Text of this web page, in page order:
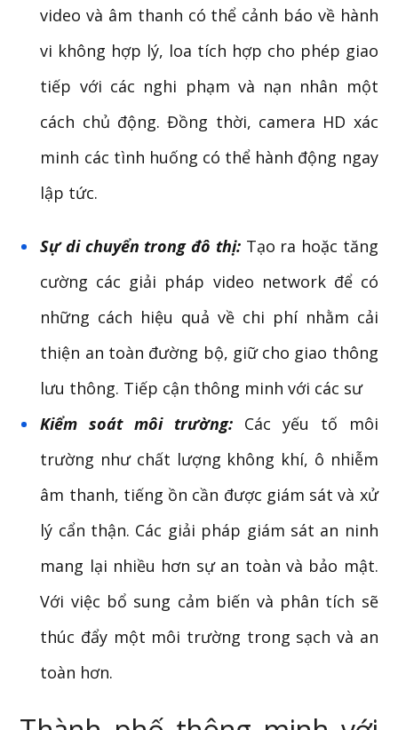
video và âm thanh có thể cảnh báo về hành
vi không hợp lý, loa tích hợp cho phép giao
tiếp với các nghi phạm và nạn nhân một
cách chủ động. Đồng thời, camera HD xác
minh các tình huống có thể hành động ngay
lập tức.
Sự di chuyển trong đô thị:Tạo ra hoặc tăng
cường các giải pháp video network để có
những cách hiệu quả về chi phí nhằm cải
thiện an toàn đường bộ, giữ cho giao thông
lưu thông. Tiếp cận thông minh với các sư
Kiểm soát môi trường: Các yếu tố môi
trường như chất lượng không khí, ô nhiễm
âm thanh, tiếng ồn cần được giám sát và xử
lý cẩn thận. Các giải pháp giám sát an ninh
mang lại nhiều hơn sự an toàn và bảo mật.
Với việc bổ sung cảm biến và phân tích sẽ
thúc đẩy một môi trường trong sạch và an
toàn hơn.